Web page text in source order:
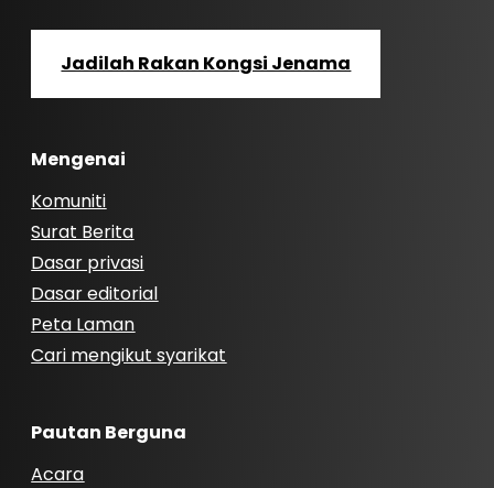
Jadilah Rakan Kongsi Jenama
Mengenai
Komuniti
Surat Berita
Dasar privasi
Dasar editorial
Peta Laman
Cari mengikut syarikat
Pautan Berguna
Acara